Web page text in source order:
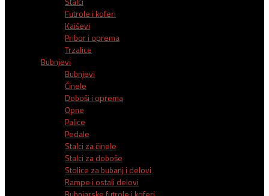
Futrole i koferi
Kaiševi
Pribor i oprema
Trzalice
Bubnjevi
Bubnjevi
Činele
Doboši i oprema
Opne
Palice
Pedale
Stalci za činele
Stalci za doboše
Stolice za bubanj i delovi
Rampe i ostali delovi